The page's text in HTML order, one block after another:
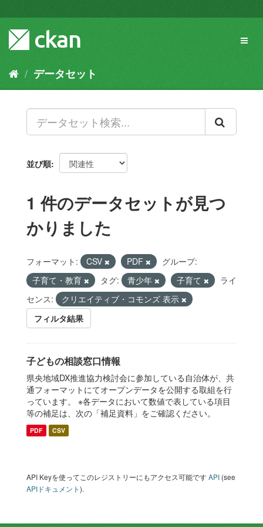
キ
容
データセット
並び順
1 件のデータセットが見つ
かりました
フォーマット: CSV PDF
グループ:
子育て・教育
タグ: 青少年 子育て
ライ
センス:
クリエイティブ・コモンズ 表示
フィルタ結果
子どもの相談窓口情報
県央地域DX推進協力検討会に参加している自治体が、共
通フォーマットにてオープンデータを公開する取組を行
っています。 ※各データにおいて数値で表している項目
等の補足は、次の「補足資料」をご確認ください。
PDF CSV
API Keyを使ってこのレジストリーにもアクセス可能ですAPI (see
APIドキュメント).